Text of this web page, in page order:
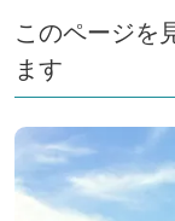
このページを
ます